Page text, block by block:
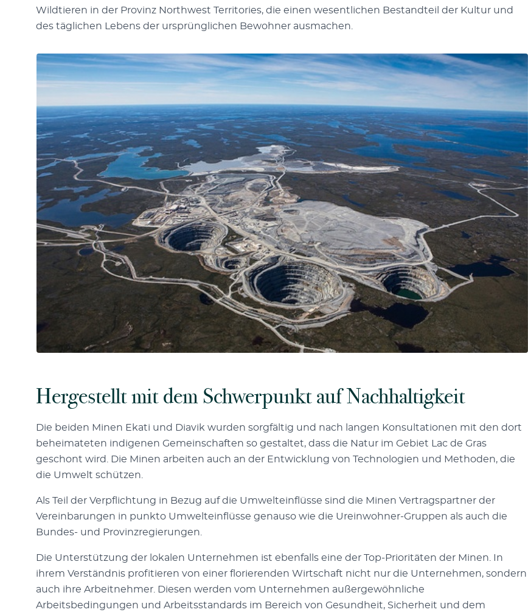
Wildtieren in der Provinz Northwest Territories, die einen wesentlichen Bestandteil der Kultur und
des täglichen Lebens der ursprünglichen Bewohner ausmachen.
Hergestellt mit dem Schwerpunkt auf Nachhaltigkeit
Die beiden Minen Ekati und Diavik wurden sorgfältig und nach langen Konsultationen mit den dort
beheimateten indigenen Gemeinschaften so gestaltet, dass die Natur im Gebiet Lac de Gras
geschont wird. Die Minen arbeiten auch an der Entwicklung von Technologien und Methoden, die
die Umwelt schützen.
Als Teil der Verpflichtung in Bezug auf die Umwelteinflüsse sind die Minen Vertragspartner der
Vereinbarungen in punkto Umwelteinflüsse genauso wie die Ureinwohner-Gruppen als auch die
Bundes- und Provinzregierungen.
Die Unterstützung der lokalen Unternehmen ist ebenfalls eine der Top-Prioritäten der Minen. In
ihrem Verständnis profitieren von einer florierenden Wirtschaft nicht nur die Unternehmen, sondern
auch ihre Arbeitnehmer. Diesen werden vom Unternehmen außergewöhnliche
Arbeitsbedingungen und Arbeitsstandards im Bereich von Gesundheit, Sicherheit und dem